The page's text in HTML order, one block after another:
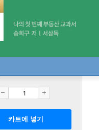
카트에 넣기